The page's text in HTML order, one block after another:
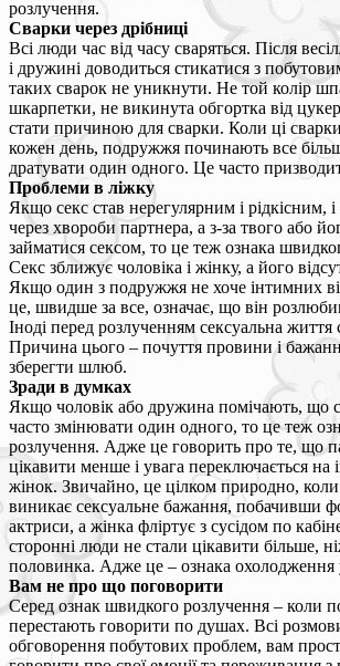
розлучення.
Сварки через дрібниці
Всі люди час від часу сваряться. Після
і дружині доводиться стикатися з
таких сварок не уникнути. Не той колір
шкарпетки, не викинута обгортка від
стати причиною для сварки. Коли ці
кожен день, подружжя починають все
дратувати один одного. Це часто
Проблеми в ліжку
Якщо секс став нерегулярним і рідкісним, і
через хвороби партнера, а з-за твого або
займатися сексом, то це теж ознака
Секс зближує чоловіка і жінку, а його
Якщо один з подружжя не хоче інтимних
це, швидше за все, означає, що він
Іноді перед розлученням сексуальна життя
Причина цього – почуття провини і
зберегти шлюб.
Зради в думках
Якщо чоловік або дружина помічають, що
часто змінювати один одного, то це теж
розлучення. Адже це говорить про те, що
цікавити менше і увага переключається на
жінок. Звичайно, це цілком природно, коли
виникає сексуальне бажання, побачивши
актриси, а жінка фліртує з сусідом по
сторонні люди не стали цікавити більше,
половинка. Адже це – ознака охолодження
Вам не про що поговорити
Серед ознак швидкого розлучення – коли
перестають говорити по душах. Всі
обговорення побутових проблем, вам